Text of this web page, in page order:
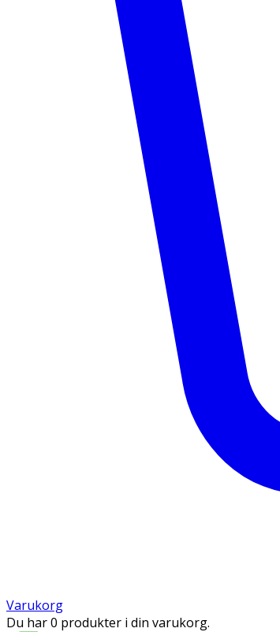
Varukorg
Du har 0 produkter i din varukorg.